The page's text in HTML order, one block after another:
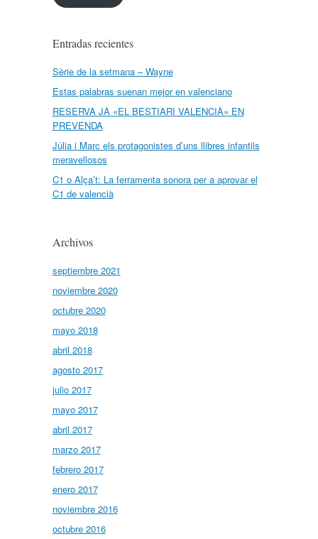
Entradas recientes
Sèrie de la setmana – Wayne
Estas palabras suenan mejor en valenciano
RESERVA JA «EL BESTIARI VALENCIÀ» EN
PREVENDA
Júlia i Marc els protagonistes d’uns llibres infantils
meravellosos
C1 o Alça’t: La ferramenta sonora per a aprovar el
C1 de valencià
Archivos
septiembre 2021
noviembre 2020
octubre 2020
mayo 2018
abril 2018
agosto 2017
julio 2017
mayo 2017
abril 2017
marzo 2017
febrero 2017
enero 2017
noviembre 2016
octubre 2016